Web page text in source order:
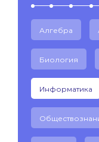
Алгебра
Биология
Информатика